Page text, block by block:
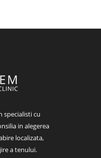
specialisti cu
in alegerea
localizata,
a tenului.